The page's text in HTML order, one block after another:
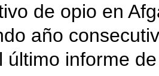
de opio en
año
último informe